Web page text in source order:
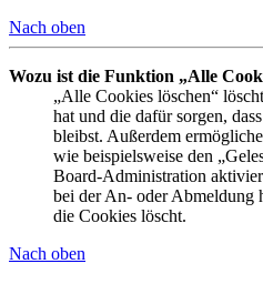
Nach oben
Wozu ist die Funktion „Alle
„Alle Cookies löschen“
hat und die dafür sorgen,
bleibst. Außerdem
wie beispielsweise den
Board-Administration
bei der An- oder Abmeldung
die Cookies löscht.
Nach oben